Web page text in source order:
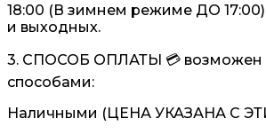
18:00 (В зимнем режиме ДО
и выходных.
3. СПОСОБ ОПЛАТЫ 💳 возможен
способами:
Наличными (ЦЕНА УКАЗАНА С